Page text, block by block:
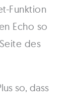
Funktion
Echo so
des
so, dass